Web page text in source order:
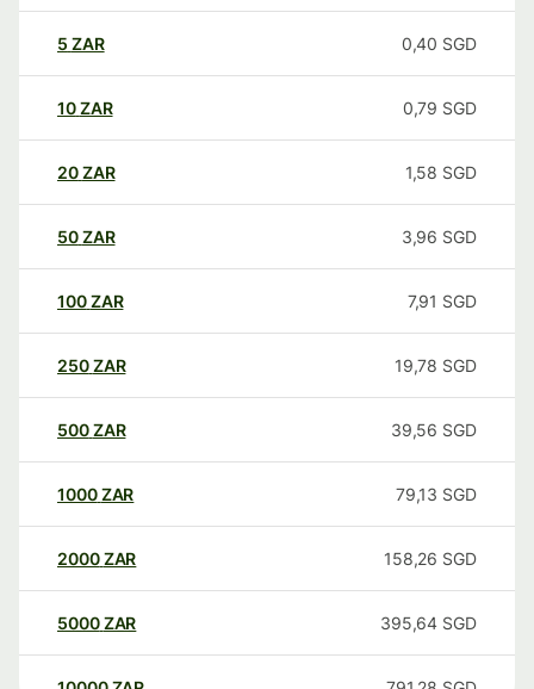
5 ZAR 0,40 SGD
10ZAR 0,79 SGD
20ZAR 1,58 SGD
50ZAR 3,96 SGD
100ZAR 7,91 SGD
250ZAR 19,78 SGD
500ZAR 39,56 SGD
1000ZAR 79,13 SGD
2000ZAR 158,26 SGD
5000ZAR 395,64 SGD